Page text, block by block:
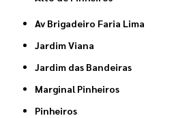
Av Brigadeiro Faria Lima
Jardim Viana
Jardim das Bandeiras
Marginal Pinheiros
Pinheiros